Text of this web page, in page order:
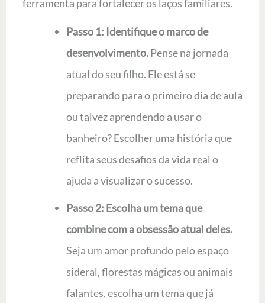
ferramenta para fortalecer os laços familiares.
Passo 1: Identifique o marco de
desenvolvimento.Pense na jornada
atual do seu filho. Ele está se
preparando para o primeiro dia de aula
ou talvez aprendendo a usar o
banheiro? Escolher uma história que
reflita seus desafios da vida real o
ajuda a visualizar o sucesso.
Passo 2: Escolha um tema que
combine com a obsessão atual deles.
Seja um amor profundo pelo espaço
sideral, florestas mágicas ou animais
falantes, escolha um tema que já